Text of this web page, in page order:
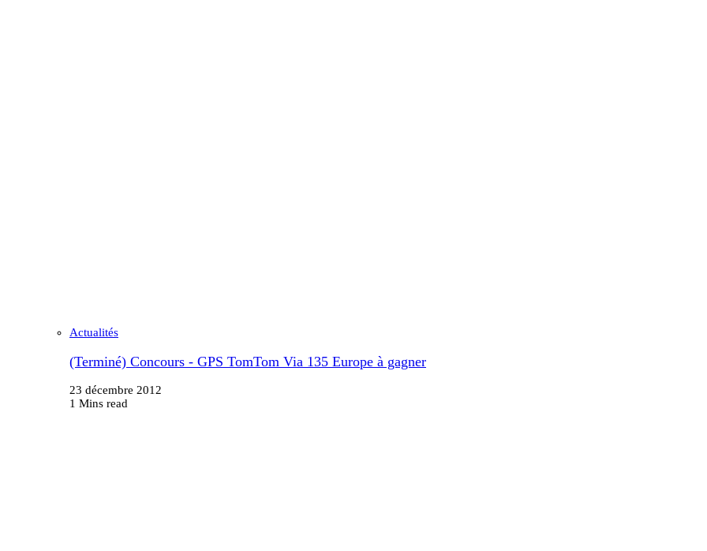
Actualités
(Terminé) Concours - GPS TomTom Via 135 Europe à gagner
23 décembre 2012
1 Mins read